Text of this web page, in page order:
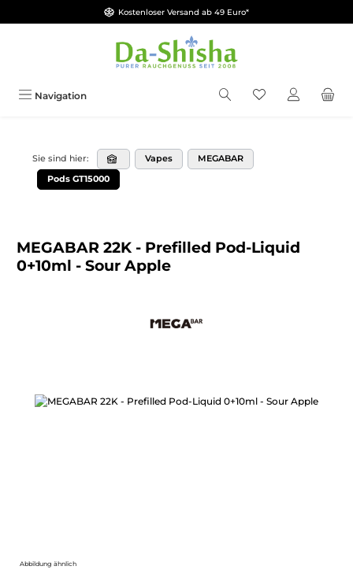
Zum Hauptinhalt springenKostenloser Versand ab 49 Euro*
Navigation Du hast 0
Sie sind hier: Vapes
MEGABAR
Pods GT15000
MEGABAR 22K - Prefilled Pod-Liquid
0+10ml - Sour Apple
Bildergalerie überspringen
Abbildung ähnlich